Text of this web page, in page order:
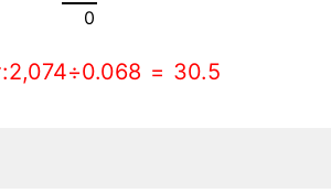
0
= 30.5